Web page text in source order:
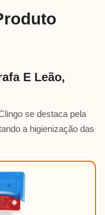
E Leão,
se destaca pela
a higienização das